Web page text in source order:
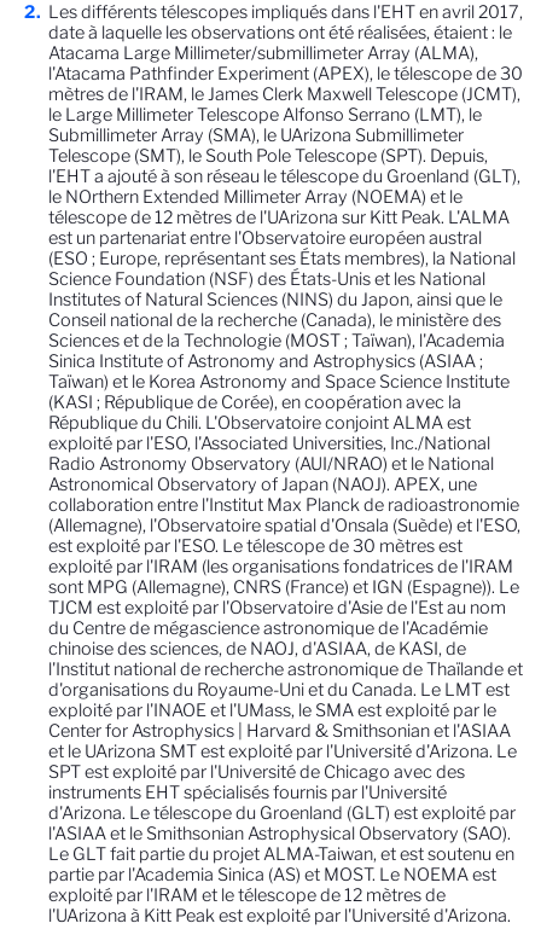
Les différents télescopes impliqués dans l'EHT en avril 2017,
date à laquelle les observations ont été réalisées, étaient : le
Atacama Large Millimeter/submillimeter Array (ALMA),
l'Atacama Pathfinder Experiment (APEX), le télescope de 30
mètres de l'IRAM, le James Clerk Maxwell Telescope (JCMT),
le Large Millimeter Telescope Alfonso Serrano (LMT), le
Submillimeter Array (SMA), le UArizona Submillimeter
Telescope (SMT), le South Pole Telescope (SPT). Depuis,
l'EHT a ajouté à son réseau le télescope du Groenland (GLT),
le NOrthern Extended Millimeter Array (NOEMA) et le
télescope de 12 mètres de l'UArizona sur Kitt Peak. L'ALMA
est un partenariat entre l'Observatoire européen austral
(ESO ; Europe, représentant ses États membres), la National
Science Foundation (NSF) des États-Unis et les National
Institutes of Natural Sciences (NINS) du Japon, ainsi que le
Conseil national de la recherche (Canada), le ministère des
Sciences et de la Technologie (MOST ; Taïwan), l'Academia
Sinica Institute of Astronomy and Astrophysics (ASIAA ;
Taïwan) et le Korea Astronomy and Space Science Institute
(KASI ; République de Corée), en coopération avec la
République du Chili. L'Observatoire conjoint ALMA est
exploité par l'ESO, l'Associated Universities, Inc./National
Radio Astronomy Observatory (AUI/NRAO) et le National
Astronomical Observatory of Japan (NAOJ). APEX, une
collaboration entre l'Institut Max Planck de radioastronomie
(Allemagne), l'Observatoire spatial d'Onsala (Suède) et l'ESO,
est exploité par l'ESO. Le télescope de 30 mètres est
exploité par l'IRAM (les organisations fondatrices de l'IRAM
sont MPG (Allemagne), CNRS (France) et IGN (Espagne)). Le
TJCM est exploité par l'Observatoire d'Asie de l'Est au nom
du Centre de mégascience astronomique de l'Académie
chinoise des sciences, de NAOJ, d'ASIAA, de KASI, de
l'Institut national de recherche astronomique de Thaïlande et
d'organisations du Royaume-Uni et du Canada. Le LMT est
exploité par l'INAOE et l'UMass, le SMA est exploité par le
Center for Astrophysics | Harvard & Smithsonian et l'ASIAA
et le UArizona SMT est exploité par l'Université d'Arizona. Le
SPT est exploité par l'Université de Chicago avec des
instruments EHT spécialisés fournis par l'Université
d'Arizona. Le télescope du Groenland (GLT) est exploité par
l'ASIAA et le Smithsonian Astrophysical Observatory (SAO).
Le GLT fait partie du projet ALMA-Taiwan, et est soutenu en
partie par l'Academia Sinica (AS) et MOST. Le NOEMA est
exploité par l'IRAM et le télescope de 12 mètres de
l'UArizona à Kitt Peak est exploité par l'Université d'Arizona.